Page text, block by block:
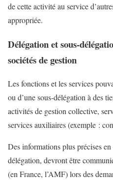
de cette activité au service
appropriée.
Délégation et sous-
sociétés de gestion
Les fonctions et les services
ou d’une sous-délégation à des
activités de gestion collective,
services auxiliaires (exemple :
Des informations plus précises
délégation, devront être
(en France, l’AMF) lors des